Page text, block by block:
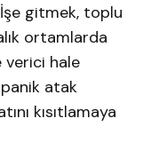
gitmek, toplu
ortamlarda
verici hale
panik atak
kısıtlamaya